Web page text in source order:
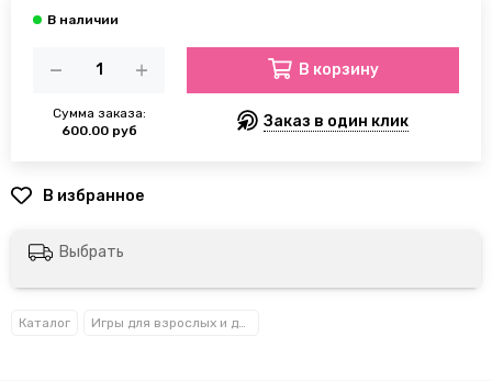
Сумма заказа:
600.00 руб
В корзину
Заказ в один клик
Выбрать
Каталог Игры для взрослых и детей